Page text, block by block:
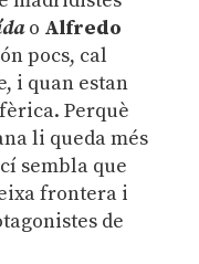
o Alfredo
pocs, cal
i quan estan
Perquè
li queda més
sembla que
frontera i
de